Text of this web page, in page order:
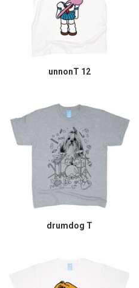
unnonT 12
drumdog T